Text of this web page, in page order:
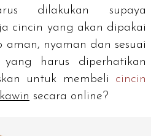
dilakukan supaya
cincin yang akan dipakai
nyaman dan sesuai
yang harus diperhatikan
untuk membeli cincin
secara online?